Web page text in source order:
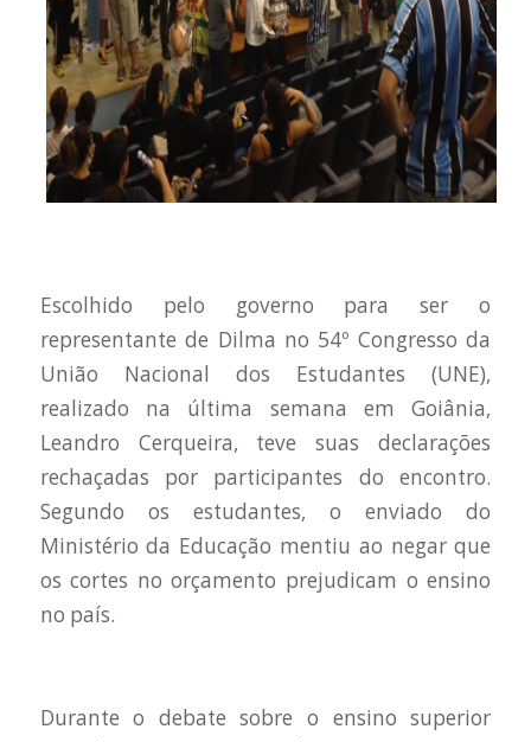
Escolhido pelo governo para ser o
representante de Dilma no 54º Congresso da
União Nacional dos Estudantes (UNE),
realizado na última semana em Goiânia,
Leandro Cerqueira, teve suas declarações
rechaçadas por participantes do encontro.
Segundo os estudantes, o enviado do
Ministério da Educação mentiu ao negar que
os cortes no orçamento prejudicam o ensino
no país.
Durante o debate sobre o ensino superior